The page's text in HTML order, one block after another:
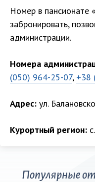
Номер в пансионате
забронировать,
администрации.
Номера
(050) 964-25-07, +38
Адрес: ул.
Курортный регион:
Популярные